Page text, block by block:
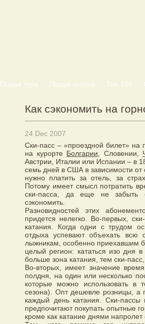
Пошук тура Пошук нічлігів Топ 100
Как сэкономить на
24 Dec 2007
Ски-пасс – «проездной билет»
на курорте Болгарии , Словении,
Австрии, Италии или Испании – в
семь дней в США в зависимости от
нужно платить за отель, за
Потому имеет смысл потратить
ски-пасса, да еще не забыть
сэкономить.
Разновидностей этих
придется нелегко. Во-первых,
катания. Когда одни с трудом
отдыха успевают объехать
лыжникам, особенно приехавшим
целый регион: кататься изо дня
больше зона катания, тем ски-
Во-вторых, имеет значение
полдня, на один или несколько
которые можно использовать в
сезона). Опт дешевле розницы, а
каждый день катания. Ски-пассы
предпочитают покупать опытные
кроме как катание днями